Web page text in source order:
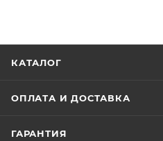
КАТАЛОГ
ОПЛАТА И ДОСТАВКА
ГАРАНТИЯ